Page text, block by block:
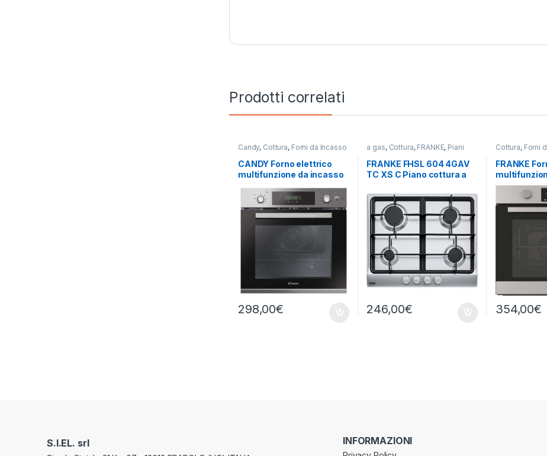
Prodotti correlati
Candy, Cottura, Forni da Incasso
CANDY Forno elettrico
multifunzione da incasso
298,00€
a gas, Cottura, FRANKE, Piani
Cottura
FRANKE FHSL 604 4GAV
TC XS C Piano cottura a
106.0459.550
246,00€
Cottura, Forni
FRANKE
FSL 86 H XS
354,00€
S.I.EL. srl INFORMAZIONI